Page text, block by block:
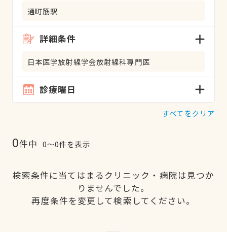
通町筋駅
詳細条件
日本医学放射線学会放射線科専門医
診療曜日
すべてをクリア
0件中 0〜0件を表示
検索条件に当てはまるクリニック・病院は見つか
りませんでした。
再度条件を変更して検索してください。